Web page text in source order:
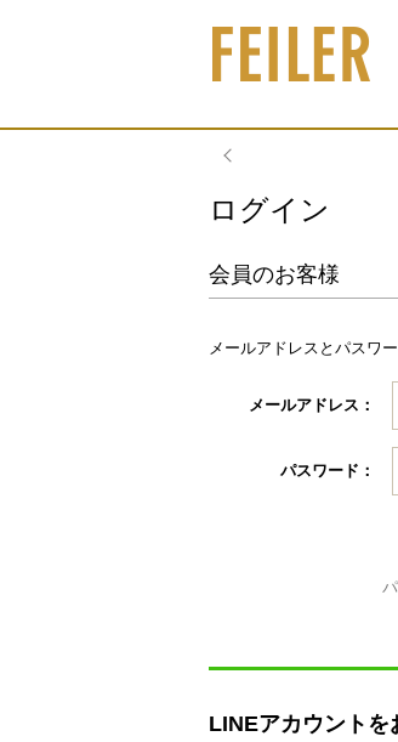
ログイン
会員のお客様
メールアドレスとパスワ
メールアドレス：
パスワード：
LINEアカウントを